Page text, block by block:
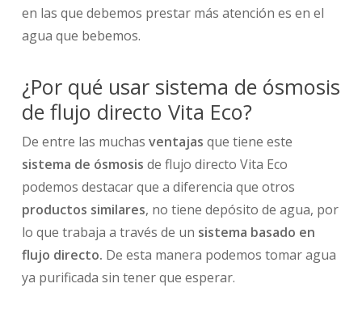
en las que debemos prestar más atención es en el
agua que bebemos.
¿Por qué usar sistema de ósmosis
de flujo directo Vita Eco?
De entre las muchas ventajas que tiene este
sistema de ósmosis de flujo directo Vita Eco
podemos destacar que a diferencia que otros
productos similares, no tiene depósito de agua, por
lo que trabaja a través de un sistema basado en
flujo directo. De esta manera podemos tomar agua
ya purificada sin tener que esperar.